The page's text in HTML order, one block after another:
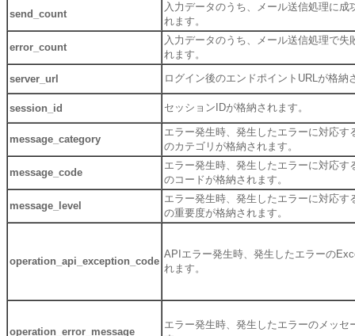
send_count
入力データのうち、メール送信処理に成
れます。
error_count
入力データのうち、メール送信処理で失
れます。
server_url ログイン後のエンドポイントURLが格納
session_id セッションIDが格納されます。
message_category
エラー発生時、発生したエラーに対応す
のカテゴリが格納されます。
message_code
エラー発生時、発生したエラーに対応す
のコードが格納されます。
message_level
エラー発生時、発生したエラーに対応す
の重要度が格納されます。
operation_api_exception_code
APIエラー発生時、発生したエラーの
れます。
operation_error_message
エラー発生時、発生したエラーのメッセ